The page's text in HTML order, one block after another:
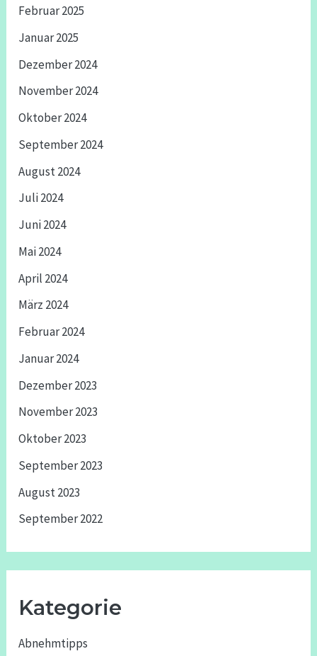
Februar 2025
Januar 2025
Dezember 2024
November 2024
Oktober 2024
September 2024
August 2024
Juli 2024
Juni 2024
Mai 2024
April 2024
März 2024
Februar 2024
Januar 2024
Dezember 2023
November 2023
Oktober 2023
September 2023
August 2023
September 2022
Kategorie
Abnehmtipps